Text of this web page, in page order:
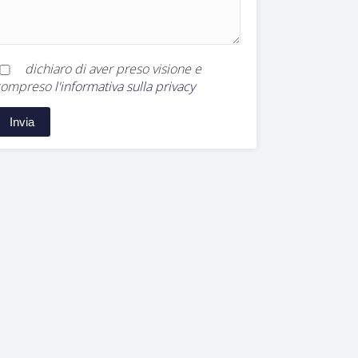
dichiaro di aver preso visione e
l'informativa sulla privacy